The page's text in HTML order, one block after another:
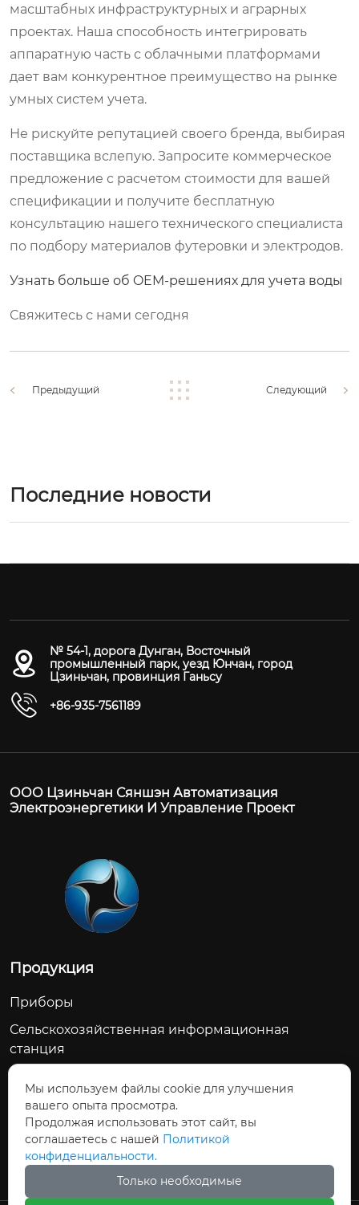
масштабных инфраструктурных и аграрных
проектах. Наша способность интегрировать
аппаратную часть с облачными платформами
дает вам конкурентное преимущество на рынке
умных систем учета.
Не рискуйте репутацией своего бренда, выбирая
поставщика вслепую. Запросите коммерческое
предложение с расчетом стоимости для вашей
спецификации и получите бесплатную
консультацию нашего технического специалиста
по подбору материалов футеровки и электродов.
Узнать больше об OEM-решениях для учета воды
Свяжитесь с нами сегодня
Предыдущий Следующий
Последние новости
№ 54-1, дорога Дунган, Восточный
промышленный парк, уезд Юнчан, город
Цзиньчан, провинция Ганьсу
+86-935-7561189
ООО Цзиньчан Сяншэн Автоматизация
Электроэнергетики И Управление Проект
Продукция
Приборы
Сельскохозяйственная информационная
станция
Сельскохозяйственное водосберегающее
оборудование
Модуль дозирования управления
Мы используем файлы cookie для улучшения
вашего опыта просмотра.
Продолжая использовать этот сайт, вы
соглашаетесь с нашей Политикой
конфиденциальности.
Только необходимые